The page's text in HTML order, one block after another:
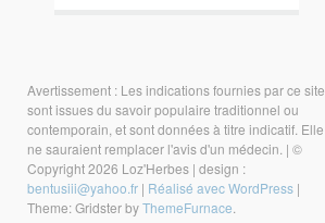
Avertissement : Les indications fournies par ce site
sont issues du savoir populaire traditionnel ou
contemporain, et sont données à titre indicatif. Elle
ne sauraient remplacer l'avis d'un médecin. | ©
Copyright 2026 Loz'Herbes | design :
bentusiii@yahoo.fr | Réalisé avec WordPress |
Theme: Gridster byThemeFurnace